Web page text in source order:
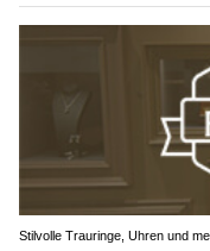
Stilvolle Trauringe, Uhren und